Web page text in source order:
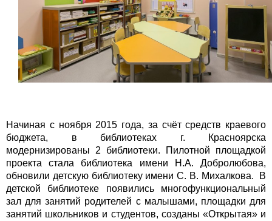
Начиная с ноября 2015 года, за счёт средств краевого
бюджета, в библиотеках г. Красноярска
модернизированы 2 библиотеки. Пилотной площадкой
проекта стала библиотека имени Н.А. Добролюбова,
обновили детскую библиотеку имени С. В. Михалкова. В
детской библиотеке появились многофункциональный
зал для занятий родителей с малышами, площадки для
занятий школьников и студентов, созданы «Открытая» и